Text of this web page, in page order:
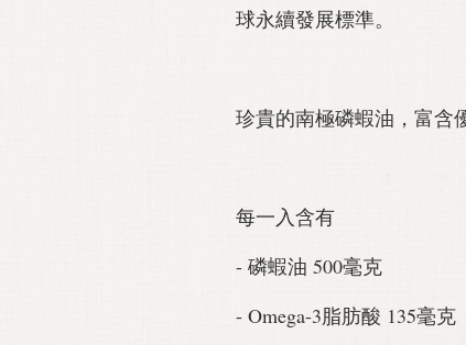
球永續發展標準。
珍貴的南極磷蝦油，富含
每一入含有
- 磷蝦油 500毫克
- Omega-3脂肪酸 135毫克